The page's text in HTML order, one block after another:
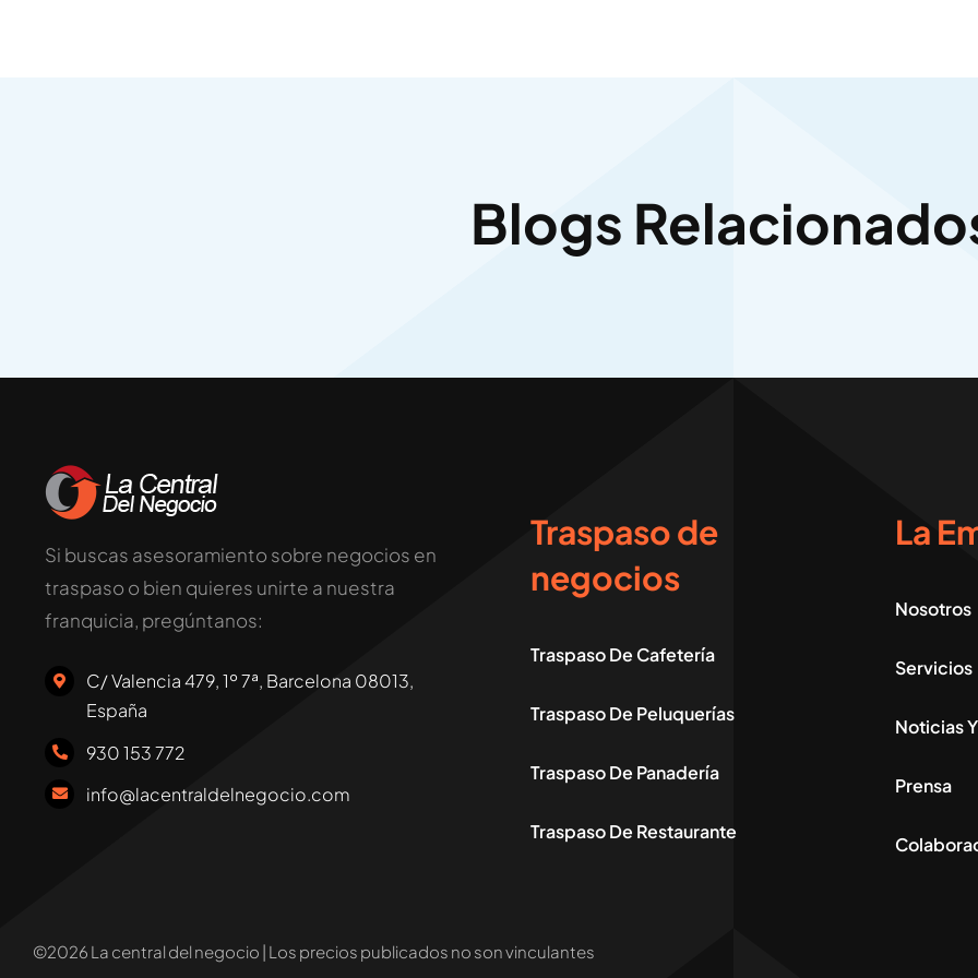
Blogs
Si buscas asesoramiento sobre negocios en
traspaso o bien quieres unirte a nuestra
franquicia, pregúntanos:
C/ Valencia 479, 1º 7ª, Barcelona 08013,
España
930 153 772
info@lacentraldelnegocio.com
Traspaso de
negocios
Traspaso De Cafetería
Traspaso De Peluquerías
Traspaso De Panadería
Traspaso De Restaurante
La
Nosotros
Servicios
Noticias
Prensa
©2026 La central del negocio | Los precios publicados no son vinculantes